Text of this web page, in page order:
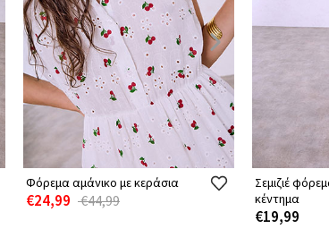
Φόρεμα αμάνικο με κεράσια
€24,99 €44,99
Σεμιζιέ
κέντημα
€19,99